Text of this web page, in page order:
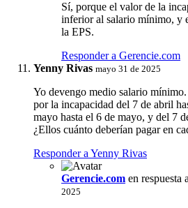
Sí, porque el valor de la
inferior al salario mínimo, y
la EPS.
Responder a Gerencie.com
Yenny Rivas mayo 31 de 2025
Yo devengo medio salario
por la incapacidad del 7 de abril
mayo hasta el 6 de mayo, y del 7
¿Ellos cuánto deberían pagar en
Responder a Yenny Rivas
Gerencie.com en respuesta a
2025